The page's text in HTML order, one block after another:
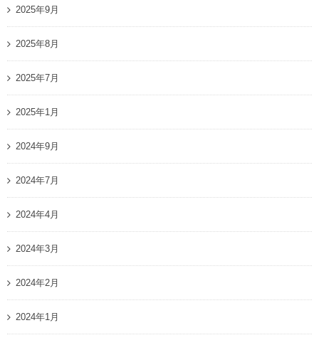
2025年9月
2025年8月
2025年7月
2025年1月
2024年9月
2024年7月
2024年4月
2024年3月
2024年2月
2024年1月